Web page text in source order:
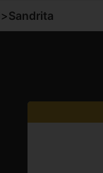
>Sandrita